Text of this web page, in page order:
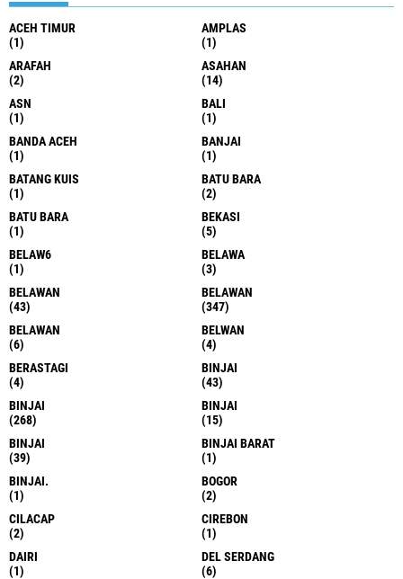
ACEH TIMUR
(1)
AMPLAS
(1)
ARAFAH
(2)
ASAHAN
(14)
ASN
(1)
BALI
(1)
BANDA ACEH
(1)
BANJAI
(1)
BATANG KUIS
(1)
BATU BARA
(2)
BATU BARA
(1)
BEKASI
(5)
BELAW6
(1)
BELAWA
(3)
BELAWAN
(43)
BELAWAN
(347)
BELAWAN
(6)
BELWAN
(4)
BERASTAGI
(4)
BINJAI
(43)
BINJAI
(268)
BINJAI
(15)
BINJAI
(39)
BINJAI BARAT
(1)
BINJAI.
(1)
BOGOR
(2)
CILACAP
(2)
CIREBON
(1)
DAIRI
(1)
DEL SERDANG
(6)